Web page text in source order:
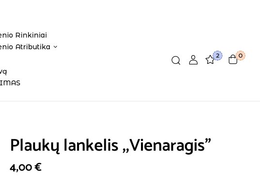
Rinkiniai
Atributika
2 0
Plaukų lankelis ,,Vienaragis”
4,00€